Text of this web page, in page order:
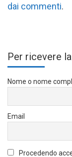
dai commenti.
Per ricevere
Nome o nome
Email
Procedendo